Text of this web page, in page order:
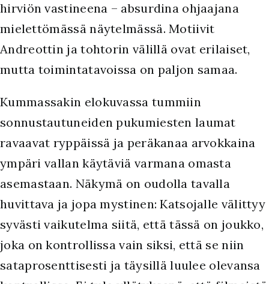
hirviön vastineena – absurdina ohjaajana
mielettömässä näytelmässä. Motiivit
Andreottin ja tohtorin välillä ovat erilaiset,
mutta toimintatavoissa on paljon samaa.
Kummassakin elokuvassa tummiin
sonnustautuneiden pukumiesten laumat
ravaavat ryppäissä ja peräkanaa arvokkaina
ympäri vallan käytäviä varmana omasta
asemastaan. Näkymä on oudolla tavalla
huvittava ja jopa mystinen: Katsojalle välittyy
syvästi vaikutelma siitä, että tässä on joukko,
joka on kontrollissa vain siksi, että se niin
sataprosenttisesti ja täysillä luulee olevansa